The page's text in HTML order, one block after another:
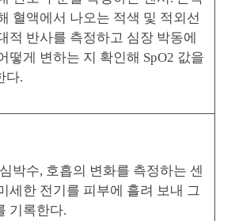
혈액에서 나오는 적색 및 적외선
적 반사를 측정하고 심장 박동에
떻게 변하는 지 확인해 SpO2 값을
다.
박수, 호흡의 변화를 측정하는 센
세한 전기를 피부에 흘려 보내 그
기록한다.